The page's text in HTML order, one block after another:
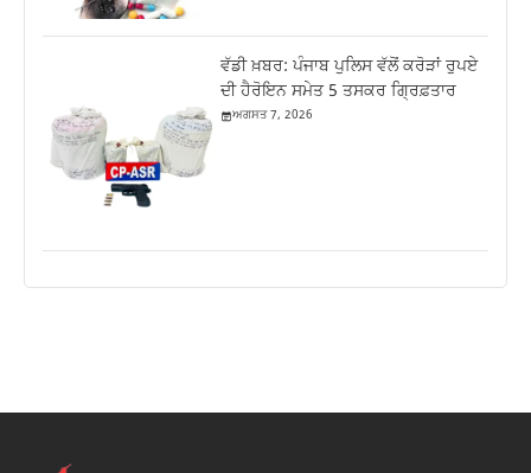
ਵੱਡੀ ਖ਼ਬਰ: ਪੰਜਾਬ ਪੁਲਿਸ ਵੱਲੋਂ ਕਰੋੜਾਂ ਰੁਪਏ
ਦੀ ਹੈਰੋਇਨ ਸਮੇਤ 5 ਤਸਕਰ ਗ੍ਰਿਫ਼ਤਾਰ
ਅਗਸਤ 7, 2026